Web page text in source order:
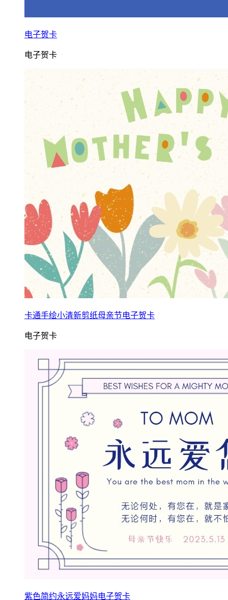
电子贺卡
电子贺卡
卡通手绘小清新剪纸母亲节电子贺卡
电子贺卡
紫色简约永远爱妈妈电子贺卡